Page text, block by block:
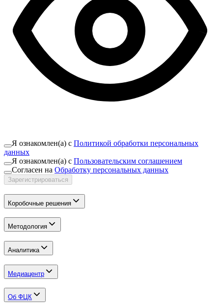
Я ознакомлен(а) с Политикой обработки персональных
данных
Я ознакомлен(а) с Пользовательским соглашением
Согласен на Обработку персональных данных
Зарегистрироваться
Коробочные решения
Методология
Аналитика
Медиацентр
Об ФЦК